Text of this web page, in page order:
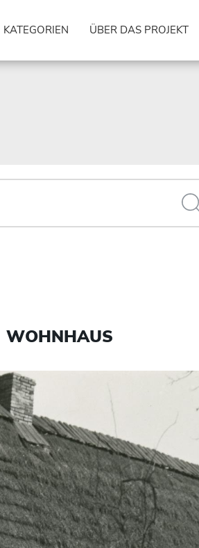
KATEGORIEN ÜBER DAS PROJEKT
WOHNHAUS